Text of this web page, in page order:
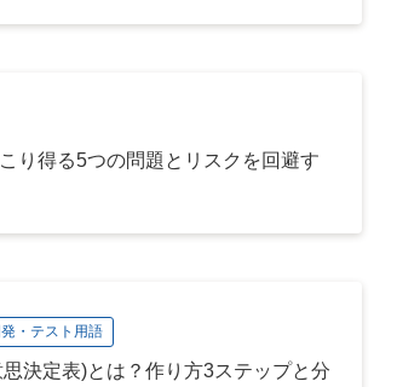
り得る5つの問題とリスクを回避す
・テスト用語
決定表)とは？作り方3ステップと分